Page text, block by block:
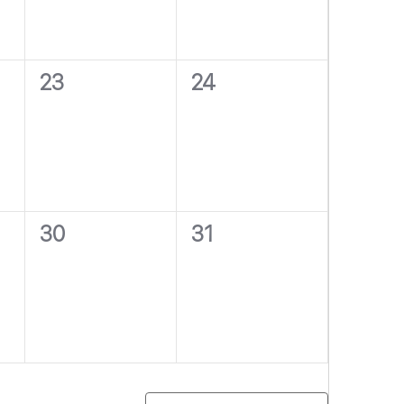
0
23
0
24
0
30
0
31